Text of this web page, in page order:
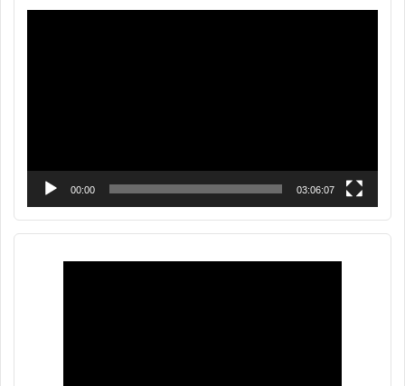
00:00 03:06:07